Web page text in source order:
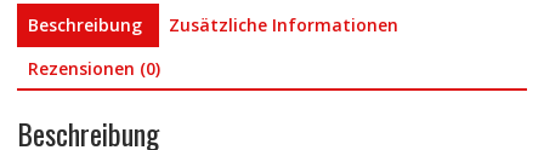
Beschreibung
Zusätzliche Informationen
Rezensionen (0)
Beschreibung